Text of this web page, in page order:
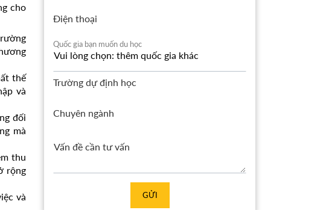
cho
thế
và
đối
mà
thu
rộng
và
Điện thoại
Quốc gia bạn muốn du học
Trường dự định học
Chuyên ngành
GỬI